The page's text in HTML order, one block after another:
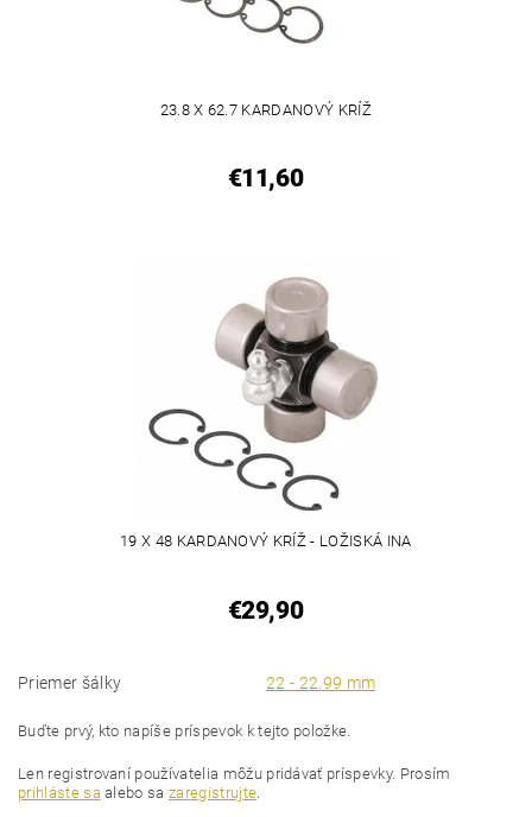
23.8 X 62.7 KARDANOVÝ KRÍŽ
€11,60
19 X 48 KARDANOVÝ KRÍŽ - LOŽISKÁ INA
€29,90
Priemer šálky 22 - 22.99 mm
Buďte prvý, kto napíše príspevok k tejto položke.
Len registrovaní používatelia môžu pridávať príspevky. Prosím
prihláste sa alebo sazaregistrujte